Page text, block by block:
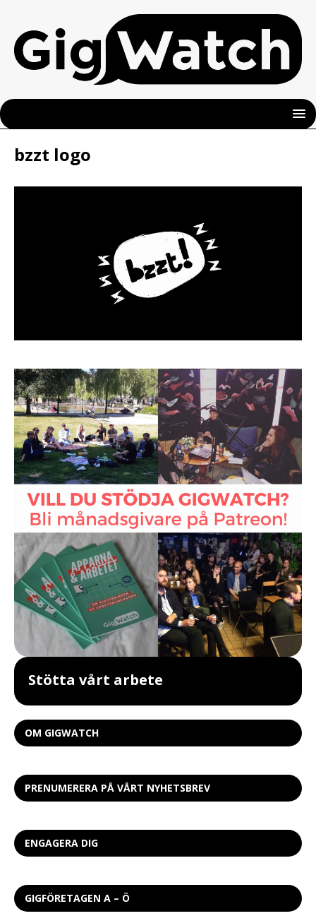
bzzt logo
Stötta vårt arbete
OM GIGWATCH
PRENUMERERA PÅ VÅRT NYHETSBREV
ENGAGERA DIG
GIGFÖRETAGEN A – Ö